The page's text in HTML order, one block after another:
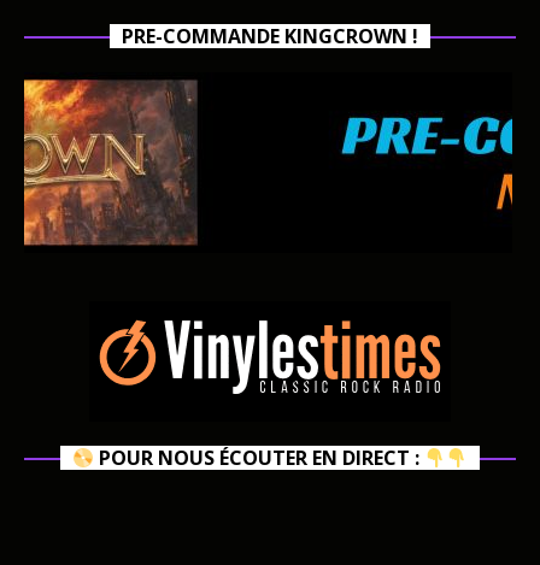
PRE-COMMANDE KINGCROWN !
POUR NOUS ÉCOUTER EN DIRECT :